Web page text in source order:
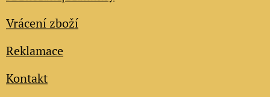
Vrácení zboží
Reklamace
Kontakt